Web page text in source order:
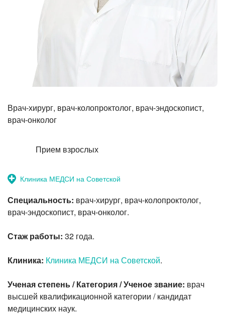
Прием терапевта-стоматолога
Врач-хирург, врач-колопроктолог, врач-эндоскопист,
врач-онколог
Прием взрослых
Клиника МЕДСИ на Советской
Специальность: врач-хирург, врач-колопроктолог,
врач-эндоскопист, врач-онколог.
Стаж работы: 32 года.
Клиника: Клиника МЕДСИ на Советской.
Ученая степень / Категория / Ученое звание: врач
высшей квалификационной категории / кандидат
медицинских наук.